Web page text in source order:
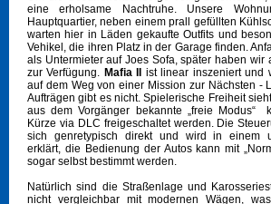
eine erholsame Nachtruhe. Unsere
Hauptquartier, neben einem prall gefüllten
warten hier in Läden gekaufte Outfits und
Vehikel, die ihren Platz in der Garage finden.
als Untermieter auf Joes Sofa, später haben wir
zur Verfügung. Mafia II
ist linear inszeniert und
auf dem Weg von einer Mission zur Nächsten -
Aufträgen gibt es nicht. Spielerische Freiheit
aus dem Vorgänger bekannte „freie Modus“
Kürze via DLC freigeschaltet werden. Die
sich genretypisch direkt und wird in einem
erklärt, die Bedienung der Autos kann mit
sogar selbst bestimmt werden.
Natürlich sind die Straßenlage und
nicht vergleichbar mit modernen Wägen,